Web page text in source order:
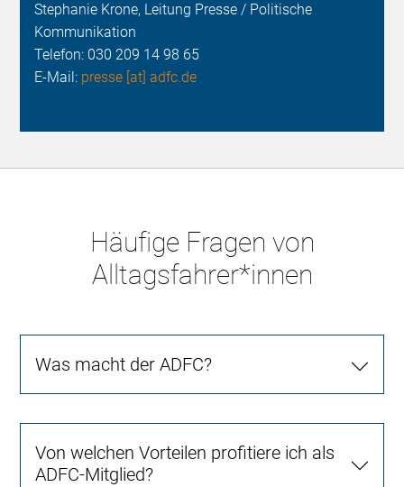
Stephanie Krone, Leitung Presse / Politische
Kommunikation
Telefon: 030 209 14 98 65
E-Mail: presse [at] adfc.de
Häufige Fragen von
Alltagsfahrer*innen
Was macht der ADFC?
Von welchen Vorteilen profitiere ich als
ADFC-Mitglied?